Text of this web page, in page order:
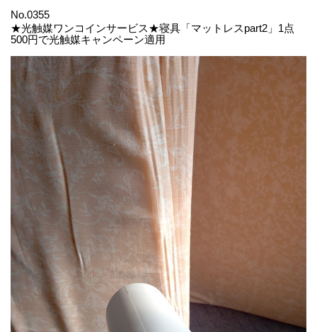
No.0355
★光触媒ワンコインサービス★寝具「マットレスpart2」1点
500円で光触媒キャンペーン適用